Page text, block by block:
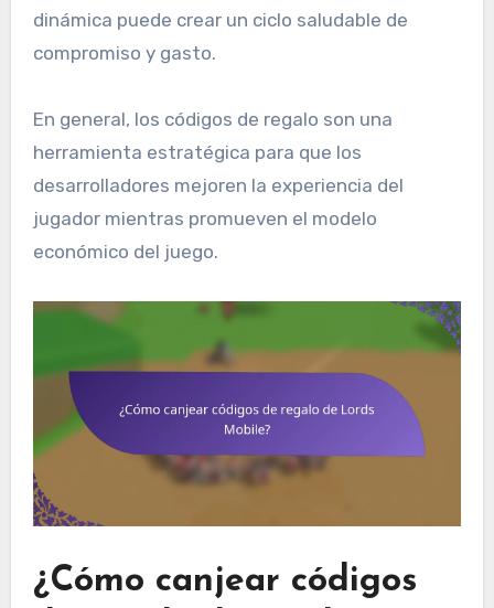
dinámica puede crear un ciclo saludable de
compromiso y gasto.
En general, los códigos de regalo son una
herramienta estratégica para que los
desarrolladores mejoren la experiencia del
jugador mientras promueven el modelo
económico del juego.
¿Cómo canjear códigos